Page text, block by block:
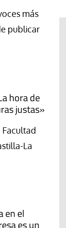
más
publicar
hora de
justas»
Facultad
La
en elde la